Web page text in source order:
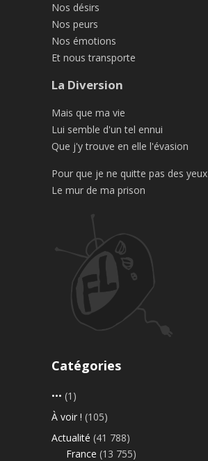
Nos désirs
Nos peurs
Nos émotions
Et nous transporte
La Diversion
Mais que ma vie
Lui semble d'un tel ennui
Que j'y trouve en elle l'évasion
Pour que je ne quitte pas des yeux
Le mur de ma prison
Catégories
••• (1)
À voir ! (105)
Actualité (41 788)
France (13 755)